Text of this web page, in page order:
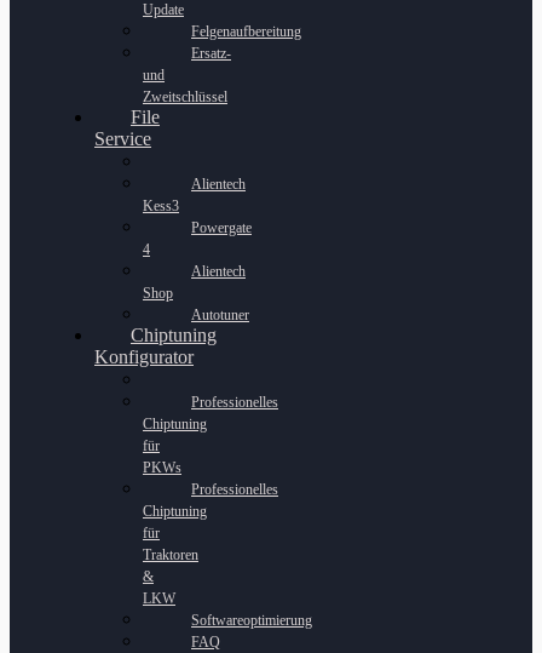
Update
Felgenaufbereitung
Ersatz-
und
Zweitschlüssel
File
Service
Alientech
Kess3
Powergate
4
Alientech
Shop
Autotuner
Chiptuning
Konfigurator
Professionelles
Chiptuning
für
PKWs
Professionelles
Chiptuning
für
Traktoren
&
LKW
Softwareoptimierung
FAQ